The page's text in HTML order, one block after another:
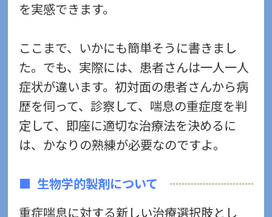
を実感できます。
ここまで、いかにも簡単そうに書きまし
た。でも、実際には、患者さんは一人一人
症状が違います。初対面の患者さんから病
歴を伺って、診察して、喘息の重症度を判
定して、即座に適切な治療法を決めるに
は、かなりの熟練が必要なのですよ。
生物学的製剤について
重症喘息に対する新しい治療選択肢とし